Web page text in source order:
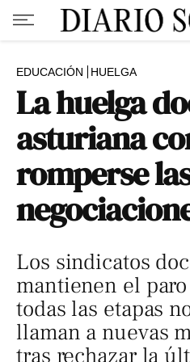
EDUCACIÓN HUELGA
La huelga
asturiana
romperse
Los sindicatos
mantienen el
todas las etapas
llaman a nuevas
tras rechazar la